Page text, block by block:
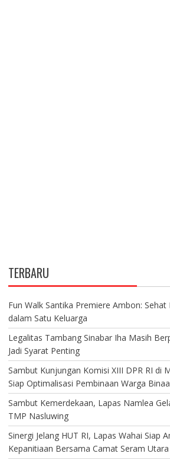
TERBARU
Fun Walk Santika Premiere Ambon:
dalam Satu Keluarga
Legalitas Tambang Sinabar Iha Masih
Jadi Syarat Penting
Sambut Kunjungan Komisi XIII DPR RI di
Siap Optimalisasi Pembinaan Warga
Sambut Kemerdekaan, Lapas Namlea
TMP Nasluwing
Sinergi Jelang HUT RI, Lapas Wahai Siap
Kepanitiaan Bersama Camat Seram Utara